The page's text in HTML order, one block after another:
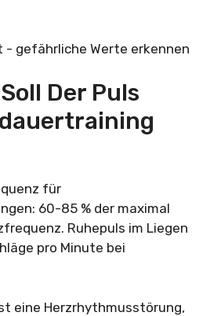
Der Puls
für
60-85 % der maximal
Ruhepuls im Liegen
pro Minute bei
eine Herzrhythmusstörung,